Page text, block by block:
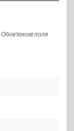
Обов’язкові поля